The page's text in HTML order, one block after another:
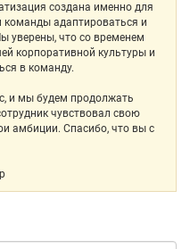
создана именно для
адаптироваться и
уверены, что со временем
корпоративной культуры и
в команду.
и мы будем продолжать
чувствовал свою
амбиции. Спасибо, что вы с